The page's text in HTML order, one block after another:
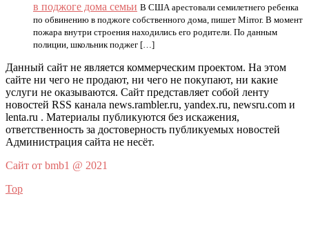
в поджоге дома семьи В США арестовали семилетнего ребенка
по обвинению в поджоге собственного дома, пишет Mirror. В момент
пожара внутри строения находились его родители. По данным
полиции, школьник поджег […]
Данный сайт не является коммерческим проектом. На этом
сайте ни чего не продают, ни чего не покупают, ни какие
услуги не оказываются. Сайт представляет собой ленту
новостей RSS канала news.rambler.ru, yandex.ru, newsru.com и
lenta.ru . Материалы публикуются без искажения,
ответственность за достоверность публикуемых новостей
Администрация сайта не несёт.
Сайт от bmb1 @ 2021
Top